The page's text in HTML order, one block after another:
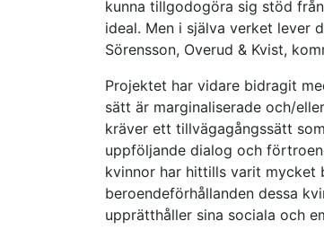
kunna tillgodogöra sig stöd
ideal. Men i själva verket lever
Sörensson, Overud & Kvist,
Projektet har vidare bidragit
sätt är marginaliserade och/
kräver ett tillvägagångssätt
uppföljande dialog och
kvinnor har hittills varit mycket
beroendeförhållanden dessa
upprätthåller sina sociala och